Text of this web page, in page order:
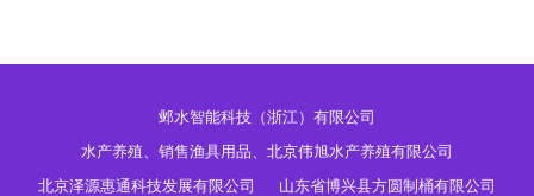
邺水智能科技（浙江）有限公司
水产养殖、销售渔具用品、北京伟旭水产养殖有限公司
北京泽源惠通科技发展有限公司
山东省博兴县方圆制桶有限公司